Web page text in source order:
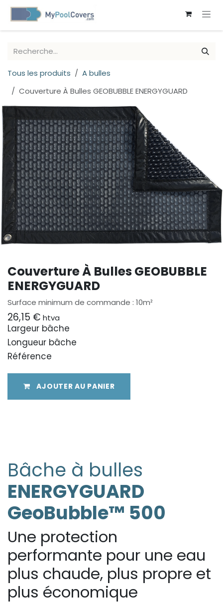
Tous les produits
A bulles
Couverture À Bulles GEOBUBBLE ENERGYGUARD
Couverture À Bulles GEOBUBBLE
ENERGYGUARD
Surface minimum de commande : 10m²
26,15 € htva
Largeur bâche
Longueur bâche
Référence
AJOUTER AU PANIER
Bâche à bulles
ENERGYGUARD
GeoBubble™ 500
Une protection
performante pour une eau
plus chaude, plus propre et
plus économique